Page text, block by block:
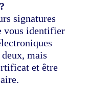
signatures
vous identifier
mais
et être